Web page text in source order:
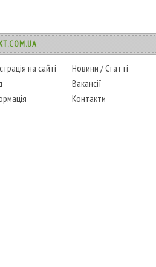
на сайті
Новини /Статті
Вакансії
Контакти